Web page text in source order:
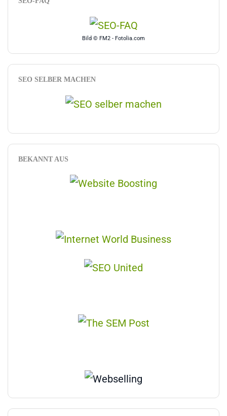
Bild © FM2 - Fotolia.com
SEO SELBER MACHEN
BEKANNT AUS